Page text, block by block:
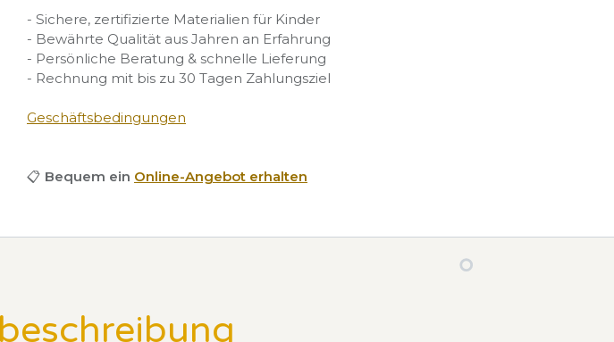
- Sichere, zertifizierte Materialien für Kinder
- Bewährte Qualität aus Jahren an Erfahrung
- Persönliche Beratung & schnelle Lieferung
- Rechnung mit bis zu 30 Tagen Zahlungsziel
Geschäftsbedingungen
📋 Bequem ein Online-Angebot erhalten